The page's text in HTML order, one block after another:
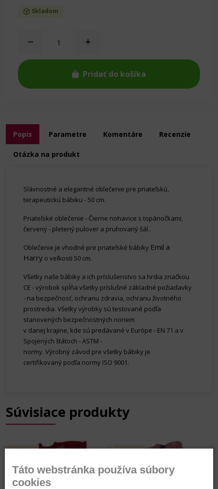
Skladom
Pridať do košíka
Popis Parametre Komentáre Recenzie
Otázka na produkt
Slávnostné a elegantné oblečenie pre priateľskú,
terapeutickú bábiku - 50 cm.
Priateľské oblečenie - Čierne nohavice s topánočkami,
červený - pletený pulover a pruhovaný šál..
Oblečenie je vhodné pre priateľské bábiky Emil a
Harry o veľkosti 50 cm.
Všetky naše bábiky a ich príslušenstvo sa hrdia značkou
CE - výrobok spĺňa všetky príslušné základné požiadavky
- na bezpečnosť, ochranu zdravia, ochranu životného
prostredia. Všetky výrobky sú testované podľa
stanovených bezpečnostných noriem
v danej krajine, kde sú predávané v Európe - EN 71 a v
Spojených štátoch - ASTM -
normy. Výrobný závod pre všetky bábiky je
certifikovaný podľa normy ISO 9001.
Súvisiace produkty
Skladom Skladom
Táto webstránka používa súbory
cookies